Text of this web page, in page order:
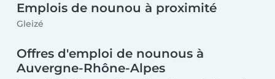
Emplois de nounou à proximité
Gleizé
Offres d'emploi de nounous à
Auvergne-Rhône-Alpes